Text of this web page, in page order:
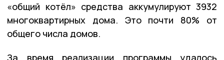
«общий котёл» средства аккумулируют 3932
многоквартирных дома. Это почти 80% от
общего числа домов.